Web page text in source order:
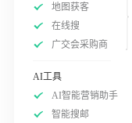
地图获客
在线搜
广交会采购商
AI工具
AI智能营销助手
智能搜邮